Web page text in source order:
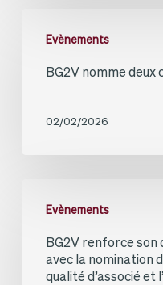
Evènements
nomme
deuxBG2V nomme deux
02/02/2026
Evènements
renforce
département
BG2V renforce
avec la nomination
qualité d’associé et